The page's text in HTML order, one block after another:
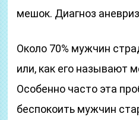
мешок. Диагноз
Около 70% мужчин
или, как его называют
Особенно часто эта
беспокоить мужчин